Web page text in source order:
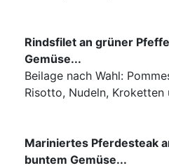
Rindsfilet an grüner
Gemüse...
Beilage nach Wahl:
Risotto, Nudeln,
Mariniertes Pferdesteak
buntem Gemüse...